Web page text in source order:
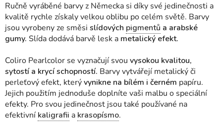
Ručně vyráběné barvy z Německa si díky své jedinečnosti a
kvalitě rychle získaly velkou oblibu po celém světě. Barvy
jsou vyrobeny ze směsi slídových pigmentů a arabské
gumy. Slída dodává barvě lesk a metalický efekt.
Coliro Pearlcolor se vyznačují svou vysokou kvalitou,
sytostí a krycí schopností. Barvy vytvářejí metalický či
perleťový efekt, kterývynikne na bílém i černém papíru.
Jejich použitím jednoduše doplníte vaši malbu o speciální
efekty. Pro svou jedinečnost jsou také používané na
efektivní kaligrafii a krasopísmo.